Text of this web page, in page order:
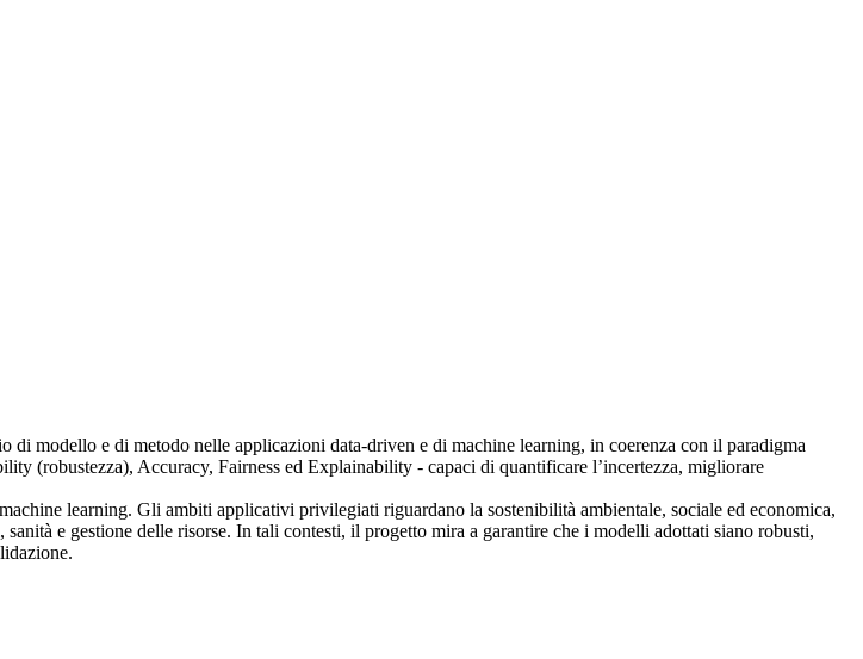
modello e di metodo nelle applicazioni data-driven e di machine learning, in coerenza con il paradigma
(robustezza), Accuracy, Fairness ed Explainability - capaci di quantificare l’incertezza, migliorare
learning. Gli ambiti applicativi privilegiati riguardano la sostenibilità ambientale, sociale ed economica,
e gestione delle risorse. In tali contesti, il progetto mira a garantire che i modelli adottati siano robusti,